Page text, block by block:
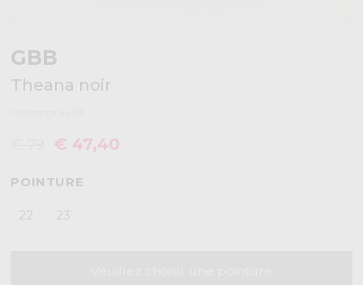
GBB
Theana noir
€ 47,40
POINTURE
22 23